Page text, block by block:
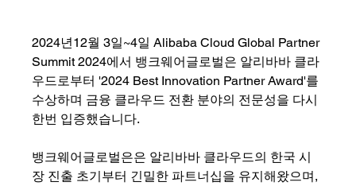
2024년12월 3일~4일 Alibaba Cloud Global Partner
Summit 2024에서 뱅크웨어글로벌은 알리바바 클라
우드로부터 '2024 Best Innovation Partner Award'를
수상하며 금융 클라우드 전환 분야의 전문성을 다시
한번 입증했습니다.
뱅크웨어글로벌은은 알리바바 클라우드의 한국 시
장 진출 초기부터 긴밀한 파트너십을 유지해왔으며,